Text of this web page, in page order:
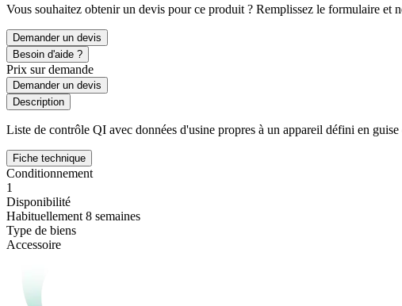
Vous souhaitez obtenir un devis pour ce produit ? Remplissez le formulaire et
Demander un devis
Besoin d'aide ?
Prix sur demande
Demander un devis
Description
Liste de contrôle QI avec données d'usine propres à un appareil défini en
Fiche technique
Conditionnement
1
Disponibilité
Habituellement 8 semaines
Type de biens
Accessoire